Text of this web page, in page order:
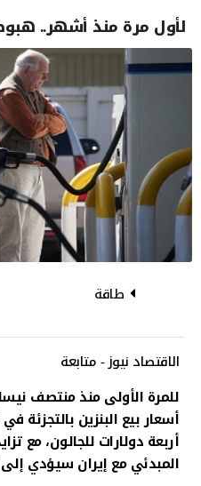
لأول مرة منذ أشهر..
طاقة
الاقتصاد نيوز - متابعة
للمرة الأولى منذ منتصف
أسعار بيع البنزين بالتجزئة
أربعة دولارات للجالون، مع
المبدئي مع إيران سيؤدي